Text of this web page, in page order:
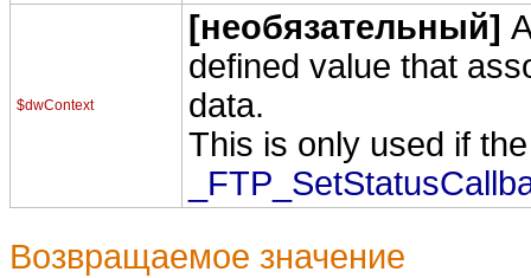
$dwContext
[необязательный]
defined value that
data.
This is only used if
Возвращаемое значение